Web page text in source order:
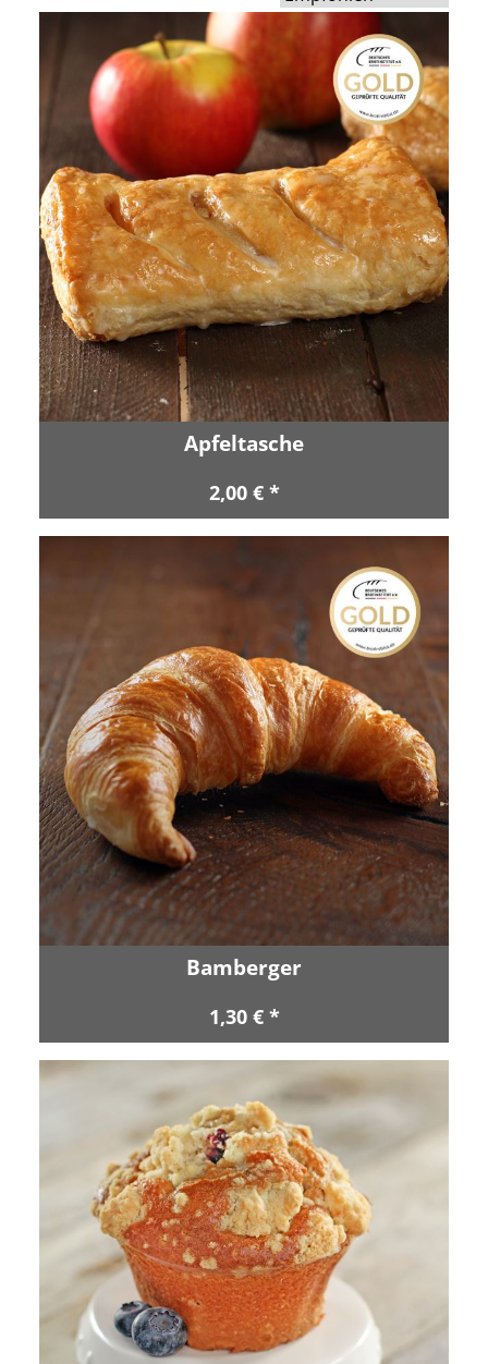
Apfeltasche
2,00 € *
Bamberger
1,30 € *